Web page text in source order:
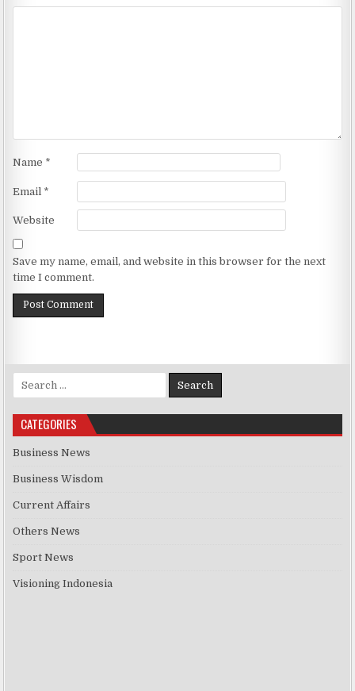
Name *
Email *
Website
Save my name, email, and website in this browser for the next
time I comment.
Search for:
CATEGORIES
Business News
Business Wisdom
Current Affairs
Others News
Sport News
Visioning Indonesia